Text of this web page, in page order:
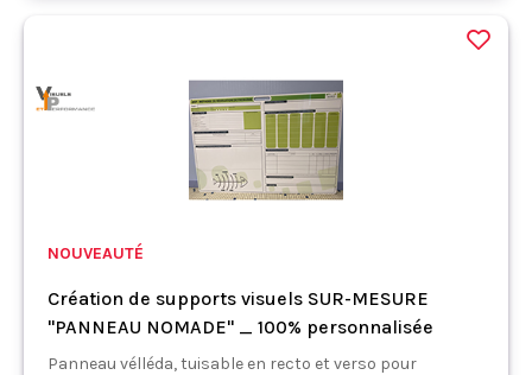
NOUVEAUTÉ
Création de supports visuels SUR-MESURE
"PANNEAU NOMADE" _ 100% personnalisée
Panneau vélléda, tuisable en recto et verso pour